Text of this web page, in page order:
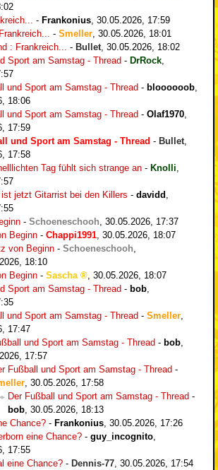
- Frankonius 30.05.2026, 17:59
- Smeller 30.05.2026, 18:01
: Frankreich...
- Bullet 30.05.2026, 18:02
Sport am Samstag - Thread - DrRock
und Sport am Samstag - Thread - bloooooob
18:06
und Sport am Samstag - Thread - Olaf1970
17:59
und Sport am Samstag - Thread - Bullet
17:58
Tag fühlt sich strange an - Knolli
jetzt Gitarrist bei den Killers - davidd
- Schoeneschooh 30.05.2026, 17:37
Beginn - Chappi1991 30.05.2026, 18:07
von Beginn - Schoeneschooh
18:10
Beginn - Sascha
30.05.2026, 18:07
Sport am Samstag - Thread - bob
und Sport am Samstag - Thread - Smeller
17:47
und Sport am Samstag - Thread - bob
17:57
Fußball und Sport am Samstag - Thread -
30.05.2026, 17:58
Der Fußball und Sport am Samstag - Thread -
bob 30.05.2026, 18:13
Chance? - Frankonius 30.05.2026, 17:26
eine Chance? - guy_incognito
17:55
eine Chance? - Dennis-77 30.05.2026, 17:54